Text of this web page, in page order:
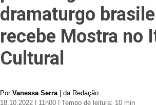
dramaturgo
recebe Mostra no
Cultural
Por Vanessa Serra| da Redação
18.10.2022 | 11h00
| Tempo de leitura: 10 min